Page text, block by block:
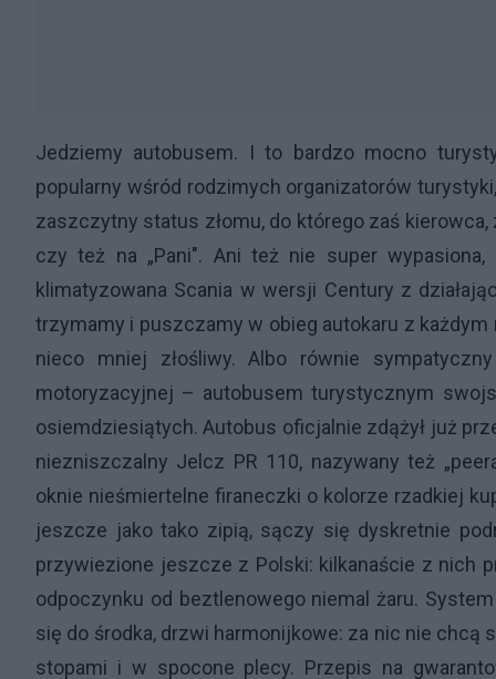
Jedziemy autobusem. I to bardzo mocno
popularny wśród rodzimych organizatorów
zaszczytny status złomu, do którego zaś
czy też na „Pani". Ani też nie super wypasiona,
klimatyzowana Scania w wersji Century z
trzymamy i puszczamy w obieg autokaru z
nieco mniej złośliwy. Albo równie
motoryzacyjnej – autobusem turystycznym
osiemdziesiątych. Autobus oficjalnie zdążył już
niezniszczalny Jelcz PR 110, nazywany też
oknie nieśmiertelne firaneczki o kolorze rzadkiej
jeszcze jako tako zipią, sączy się dyskretnie
przywiezione jeszcze z Polski: kilkanaście z nich
odpoczynku od beztlenowego niemal żaru.
się do środka, drzwi harmonijkowe: za nic nie chcą
stopami i w spocone plecy. Przepis na